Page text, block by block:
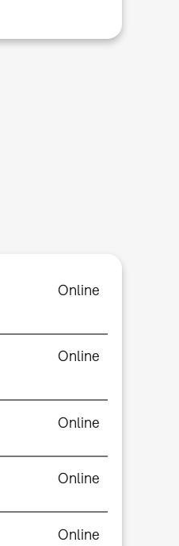
Online
Online
Online
Online
Online